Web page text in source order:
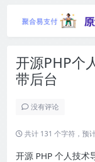
开源PHP个
带后台
没有评论
共计 131 个字符，预
开源 PHP 个人技术